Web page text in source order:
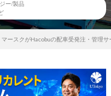
ー/製品
マースクがHacobuの配車受発注・管理